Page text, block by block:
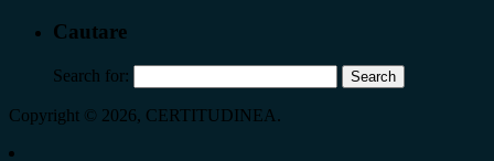
Cautare
Search for:
Copyright © 2026, CERTITUDINEA.